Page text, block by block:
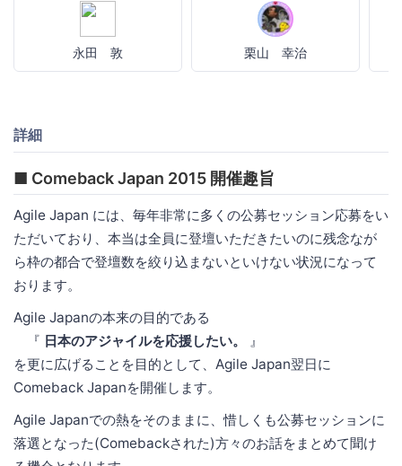
永田 敦 栗山 幸治
詳細
■ Comeback Japan 2015 開催趣旨
Agile Japan には、毎年非常に多くの公募セッション応募をい
ただいており、本当は全員に登壇いただきたいのに残念なが
ら枠の都合で登壇数を絞り込まないといけない状況になって
おります。
Agile Japanの本来の目的である
『 日本のアジャイルを応援したい。
』
を更に広げることを目的として、Agile Japan翌日に
Comeback Japanを開催します。
Agile Japanでの熱をそのままに、惜しくも公募セッションに
落選となった(Comebackされた)方々のお話をまとめて聞け